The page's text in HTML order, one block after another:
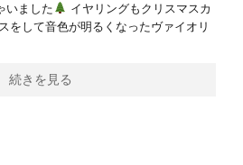
いました
イヤリングもクリスマスカ
をして音色が明るくなったヴァイオリ
続きを見る